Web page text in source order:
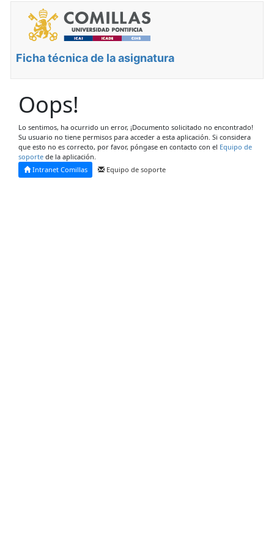
Ficha técnica de la asignatura
Oops!
Lo sentimos, ha ocurrido un error, ¡Documento solicitado no encontrado!
Su usuario no tiene permisos para acceder a esta aplicación. Si considera
que esto no es correcto, por favor, póngase en contacto con el Equipo de
soporte de la aplicación.
Intranet Comillas
Equipo de soporte